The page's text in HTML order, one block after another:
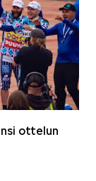
ottelun